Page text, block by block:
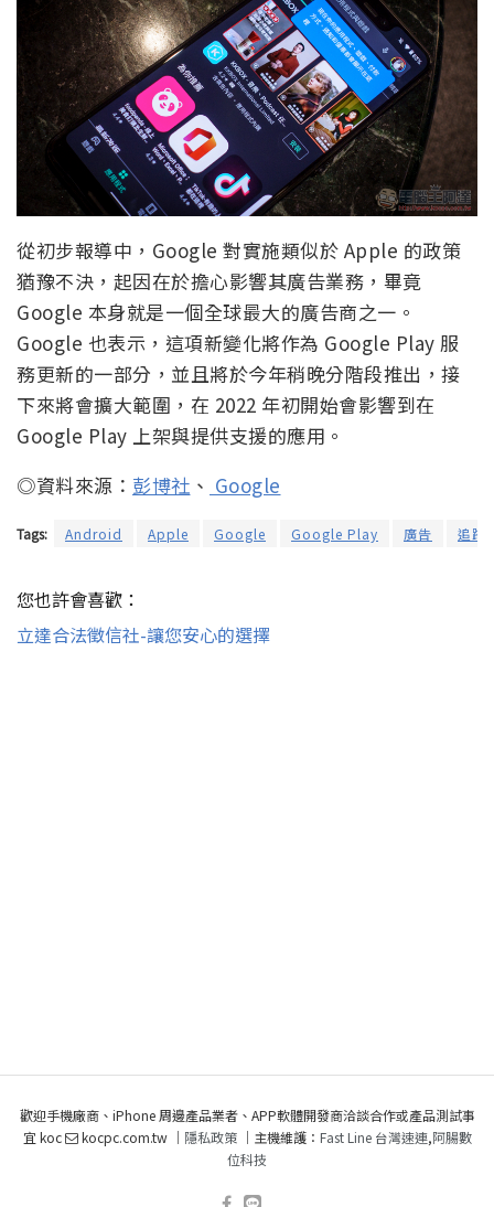
從初步報導中，Google 對實施類似於 Apple 的政策
猶豫不決，起因在於擔心影響其廣告業務，畢竟
Google 本身就是一個全球最大的廣告商之一。
Google 也表示，這項新變化將作為 Google Play 服
務更新的一部分，並且將於今年稍晚分階段推出，接
下來將會擴大範圍，在 2022 年初開始會影響到在
Google Play 上架與提供支援的應用。
◎資料來源： 彭博社 、 Google
Tags: Android Apple Google Google Play 廣告 追蹤
您也許會喜歡：
立達合法徵信社-讓您安心的選擇
歡迎手機廠商、iPhone 周邊產品業者、APP軟體開發商洽談合作或產品測試事
宜 koc
kocpc.com.tw ｜ 隱私政策｜主機維護： Fast Line 台灣速連,阿腸數
位科技